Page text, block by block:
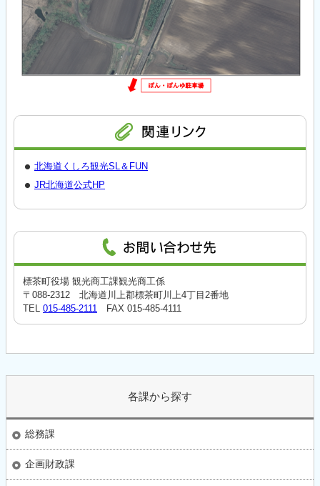
北海道くしろ観光SL＆FUN
JR北海道公式HP
標茶町役場 観光商工課観光商工係
〒088-2312 北海道川上郡標茶町川上4丁目2番地
TEL 015-485-2111 FAX 015-485-4111
各課から探す
総務課
企画財政課